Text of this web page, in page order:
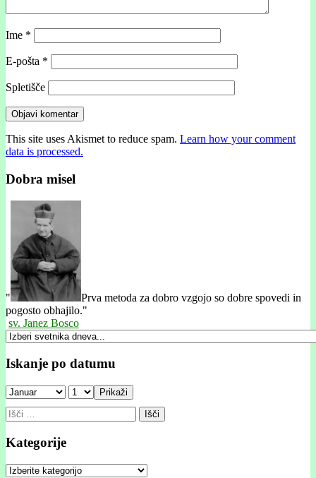
Ime *
E-pošta *
Spletišče
This site uses Akismet to reduce spam. Learn how your comment
data is processed.
Dobra misel
"
Prva metoda za dobro vzgojo so dobre spovedi in
pogosto obhajilo."
sv. Janez Bosco
Iskanje po datumu
Prikaži
Išči:
Kategorije
Kategorije